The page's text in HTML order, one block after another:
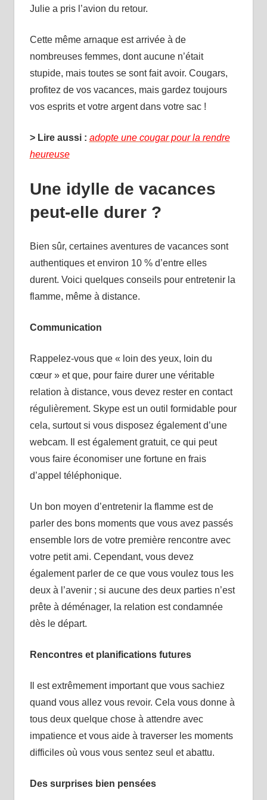
Julie a pris l’avion du retour.
Cette même arnaque est arrivée à de
nombreuses femmes, dont aucune n’était
stupide, mais toutes se sont fait avoir. Cougars,
profitez de vos vacances, mais gardez toujours
vos esprits et votre argent dans votre sac !
> Lire aussi : adopte une cougar pour la rendre
heureuse
Une idylle de vacances
peut-elle durer ?
Bien sûr, certaines aventures de vacances sont
authentiques et environ 10 % d’entre elles
durent. Voici quelques conseils pour entretenir la
flamme, même à distance.
Communication
Rappelez-vous que « loin des yeux, loin du
cœur » et que, pour faire durer une véritable
relation à distance, vous devez rester en contact
régulièrement. Skype est un outil formidable pour
cela, surtout si vous disposez également d’une
webcam. Il est également gratuit, ce qui peut
vous faire économiser une fortune en frais
d’appel téléphonique.
Un bon moyen d’entretenir la flamme est de
parler des bons moments que vous avez passés
ensemble lors de votre première rencontre avec
votre petit ami. Cependant, vous devez
également parler de ce que vous voulez tous les
deux à l’avenir ; si aucune des deux parties n’est
prête à déménager, la relation est condamnée
dès le départ.
Rencontres et planifications futures
Il est extrêmement important que vous sachiez
quand vous allez vous revoir. Cela vous donne à
tous deux quelque chose à attendre avec
impatience et vous aide à traverser les moments
difficiles où vous vous sentez seul et abattu.
Des surprises bien pensées